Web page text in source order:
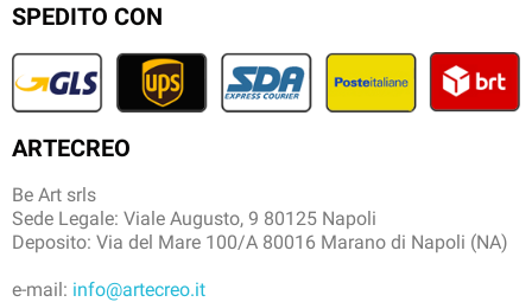
SPEDITO CON
ARTECREO
Be Art srls
Sede Legale: Viale Augusto, 9 80125 Napoli
Deposito: Via del Mare 100/A 80016 Marano di Napoli (NA)
e-mail: info@artecreo.it